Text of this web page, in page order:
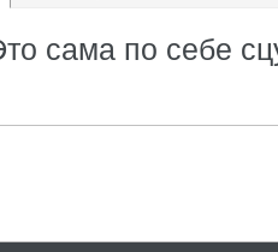
сама по себе